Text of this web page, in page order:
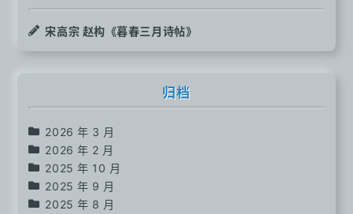
宋高宗 赵构《暮春三月诗帖》
归档
2026 年 3 月
2026 年 2 月
2025 年 10 月
2025 年 9 月
2025 年 8 月